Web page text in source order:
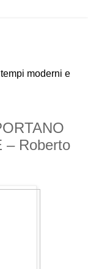
moderni e
– Roberto